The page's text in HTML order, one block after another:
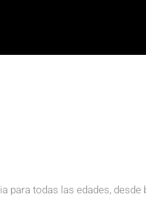
para todas las edades, desde